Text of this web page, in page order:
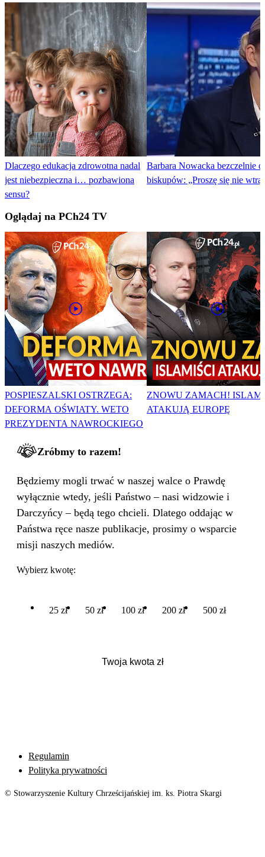
Dlaczego edukacja zdrowotna nadal
jest niebezpieczna i… pozbawiona
sensu?
Barbara Nowacka bezczelnie
biskupów: „Proszę się nie
Oglądaj na PCh24 TV
POSPIESZALSKI OSTRZEGA:
DEFORMA OŚWIATY. WETO
PREZYDENTA NAWROCKIEGO
ZNOWU ZAMACH!
ATAKUJĄ EUROPĘ
Zróbmy to razem!
Będziemy mogli trwać w naszej walce o Prawdę
wyłącznie wtedy, jeśli Państwo – nasi widzowie i
Darczyńcy – będą tego chcieli. Dlatego oddając w
Państwa ręce nasze publikacje, prosimy o wsparcie
misji naszych mediów.
Wybierz kwotę:
25 zł 50 zł 100 zł 200 zł 500 zł
Regulamin
Polityka prywatności
© Stowarzyszenie Kultury Chrześcijańskiej im. ks. Piotra Skargi